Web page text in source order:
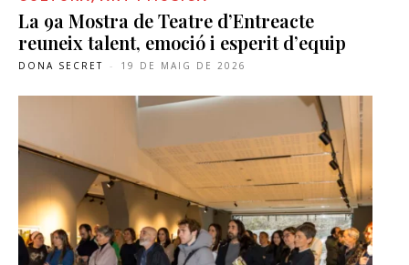
La 9a Mostra de Teatre d’Entreacte
reuneix talent, emoció i esperit d’equip
DONA SECRET - 19 DE MAIG DE 2026